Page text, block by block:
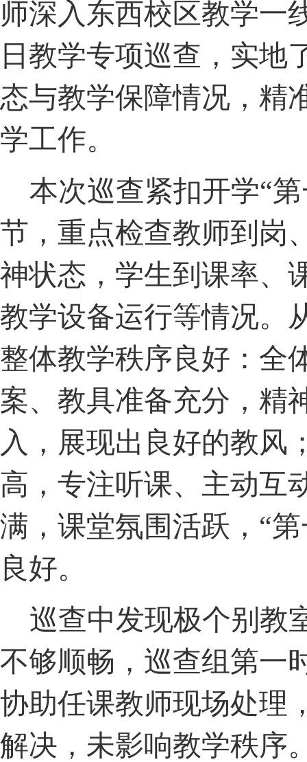
师深入东西校区教学一
日教学专项巡查，实地
态与教学保障情况，精
学工作。
本次巡查紧扣开学“
节，重点检查教师到岗
神状态，学生到课率、
教学设备运行等情况。
整体教学秩序良好：全
案、教具准备充分，精
入，展现出良好的教风
高，专注听课、主动互
满，课堂氛围活跃，“
良好。
巡查中发现极个别教
不够顺畅，巡查组第一
协助任课教师现场处理
解决，未影响教学秩序